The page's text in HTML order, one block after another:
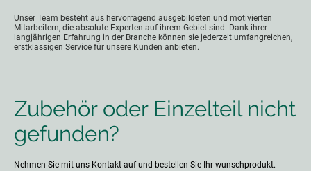
Unser Team besteht aus hervorragend ausgebildeten und motivierten
Mitarbeitern, die absolute Experten auf ihrem Gebiet sind. Dank ihrer
langjährigen Erfahrung in der Branche können sie jederzeit umfangreichen,
erstklassigen Service für unsere Kunden anbieten.
Zubehör oder Einzelteil nicht
gefunden?
Nehmen Sie mit uns Kontakt auf und bestellen Sie Ihr wunschprodukt.